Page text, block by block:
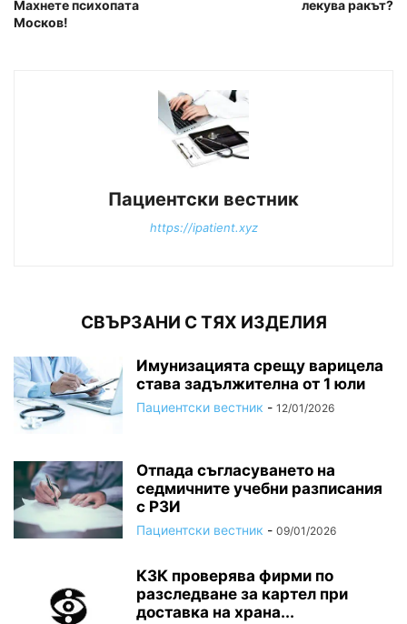
Махнете психопата
Москов!
лекува ракът?
Пациентски вестник
https://ipatient.xyz
СВЪРЗАНИ С ТЯХ ИЗДЕЛИЯ
Имунизацията срещу варицела
става задължителна от 1 юли
Пациентски вестник - 12/01/2026
Отпада съгласуването на
седмичните учебни разписания
с РЗИ
Пациентски вестник - 09/01/2026
КЗК проверява фирми по
разследване за картел при
доставка на храна...